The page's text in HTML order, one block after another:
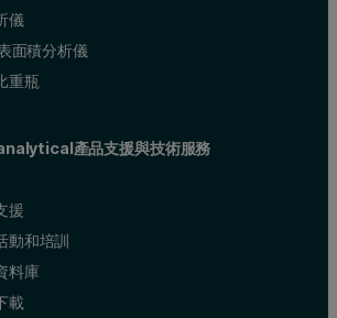
儀
面積分析儀
重瓶
產品支援與技術服務
援
動和培訓
料庫
載